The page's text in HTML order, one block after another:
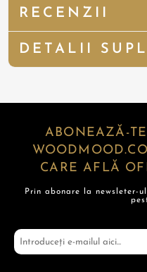
RECENZII
DETALII
ABONEAZĂ-
CARE AFLĂ
Prin abonare la newsleter-